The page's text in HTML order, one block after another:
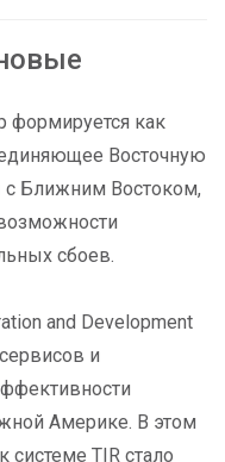
формируется как
Восточную
с Ближним Востоком,
сбоев.
and Development
и
Америке. В этом
системе TIR стало